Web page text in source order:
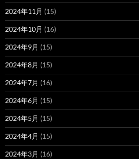
2024年11月 (15)
2024年10月 (16)
2024年9月 (15)
2024年8月 (15)
2024年7月 (16)
2024年6月 (15)
2024年5月 (15)
2024年4月 (15)
2024年3月 (16)